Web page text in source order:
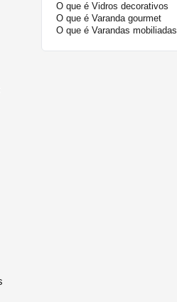
O que é Vidros decorativos
O que é Varanda gourmet
O que é Varandas mobiliadas